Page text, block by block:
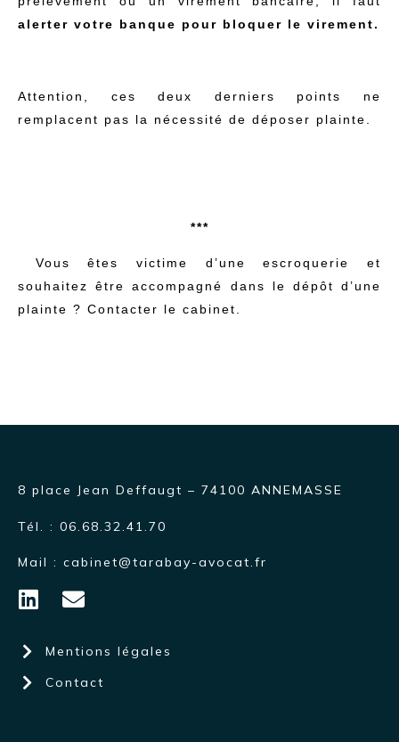
alerter votre banque pour bloquer le virement.
Attention, ces deux derniers points ne
remplacent pas la nécessité de déposer plainte.
***
Vous êtes victime d’une escroquerie et
souhaitez être accompagné dans le dépôt d’une
plainte ? Contacter le cabinet.
8 place Jean Deffaugt – 74100 ANNEMASSE
Tél. : 06.68.32.41.70
Mail : cabinet@tarabay-avocat.fr
Mentions légales
Contact